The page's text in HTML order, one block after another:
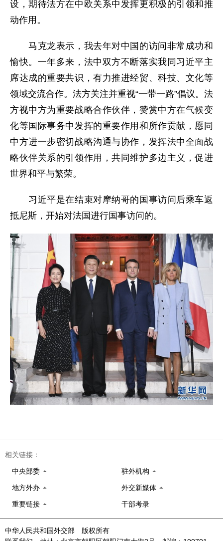
设，期待法方在中欧关系中发挥更积极的引领和推
动作用。
马克龙表示，我去年对中国的访问非常成功和
愉快。一年多来，法中双方不断落实我同习近平主
席达成的重要共识，有力推进经贸、科技、文化等
领域交流合作。法方关注并重视“一带一路”倡议。法
方视中方为重要战略合作伙伴，赞赏中方在气候变
化等国际事务中发挥的重要作用和所作贡献，愿同
中方进一步密切战略沟通与协作，发挥法中全面战
略伙伴关系的引领作用，共同维护多边主义，促进
世界和平与繁荣。
习近平是在结束对摩纳哥的国事访问后乘车返
抵尼斯，开始对法国进行国事访问的。
相关链接：
中央部委 驻外机构
地方外办 外交新媒体
重要链接 干部考录
中华人民共和国外交部 版权所有